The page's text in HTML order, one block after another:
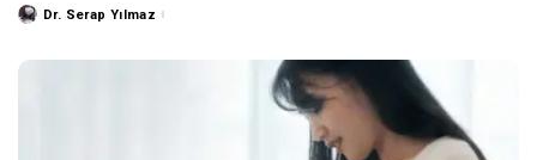
PostedDr. Serap Yılmaz